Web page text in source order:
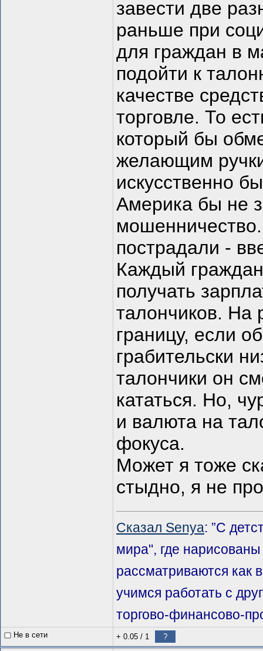
завести две
раньше при
для граждан в
подойти к
качестве
торговле. То
который бы
желающим ручки
искусственно
Америка бы не
пострадали -
Каждый
получать
талончиков. На
границу, если
грабительски
талончики он
кататься. Но,
и валюта на
фокуса.
Может я тоже
стыдно, я не
Сказал Senya: ”С
мира", где
рассматриваются как
учимся работать с
торгово-финансово-
Не в сети + 0.05 / 1 ?